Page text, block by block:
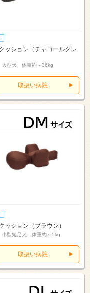
ッション（チャコールグレ
大型犬 体重約～36kg
取扱い病院
ッション（ブラウン）
型短足犬 体重約～5kg
取扱い病院